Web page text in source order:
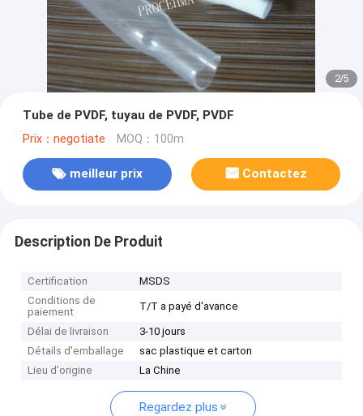
2/5
Tube de PVDF, tuyau de PVDF, PVDF
Prix：negotiate MOQ：100m
meilleur prix Contactez
Description De Produit
Certification
MSDS
Conditions de
paiement
T/T a payé d'avance
Délai de livraison
3-10 jours
Détails d'emballage
sac plastique et carton
Lieu d'origine
La Chine
Regardez plus